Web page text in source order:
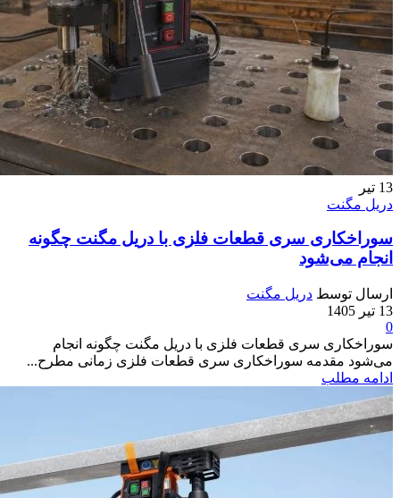
13 تیر
دریل مگنت
سوراخکاری سری قطعات فلزی با دریل مگنت چگونه
انجام می‌شود
ارسال توسط دریل مگنت
13 تیر 1405
0
سوراخکاری سری قطعات فلزی با دریل مگنت چگونه انجام
می‌شود مقدمه سوراخکاری سری قطعات فلزی زمانی مطرح...
ادامه مطلب